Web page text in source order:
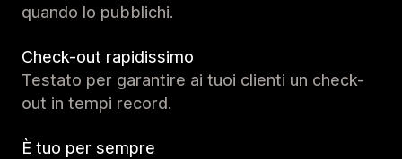
quando lo pubblichi.
Check-out rapidissimo
Testato per garantire ai tuoi clienti un check-
out in tempi record.
È tuo per sempre